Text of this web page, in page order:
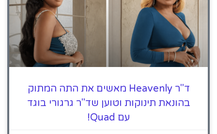
ד"ר Heavenly מאשים את התה המתוק
בהונאת תינוקות וטוען שד"ר גרגורי בוגד
עם Quad!